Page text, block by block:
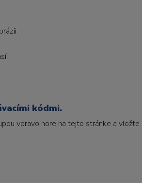
kódmi.
vpravo hore na tejto stránke a vložte